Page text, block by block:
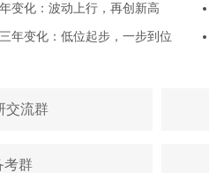
变化：波动上行，再创新高
年变化：低位起步，一步到位
交流群
考群